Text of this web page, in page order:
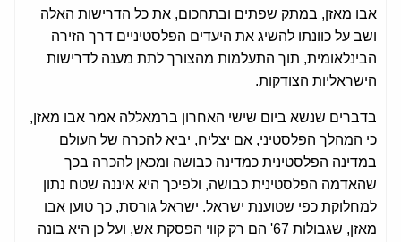
אבו מאזן, במתק שפתים ובתחכום, את כל הדרישות האלה
ושב על כוונתו להשיג את היעדים הפלסטיניים דרך הזירה
הבינלאומית, תוך התעלמות מהצורך לתת מענה לדרישות
הישראליות הצודקות.
בדברים שנשא ביום שישי האחרון ברמאללה אמר אבו מאזן,
כי המהלך הפלסטיני, אם יצליח, יביא להכרה של העולם
במדינה הפלסטינית כמדינה כבושה ומכאן להכרה בכך
שהאדמה הפלסטינית כבושה, ולפיכך היא איננה שטח נתון
למחלוקת כפי שטוענת ישראל. ישראל גורסת, כך טוען אבו
מאזן, שגבולות 67' הם רק קווי הפסקת אש, ועל כן היא בונה